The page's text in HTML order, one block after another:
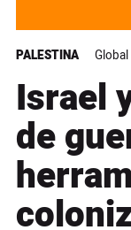
PALESTINA Global
Israel
de